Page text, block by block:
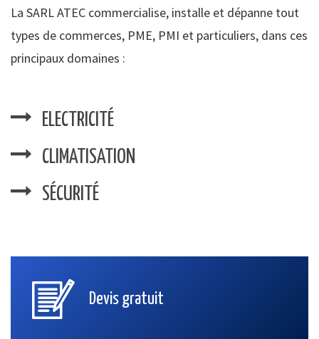
La SARL ATEC commercialise, installe et dépanne tout
types de commerces, PME, PMI et particuliers, dans ces
principaux domaines :
ELECTRICITÉ
CLIMATISATION
SÉCURITÉ
Devis gratuit